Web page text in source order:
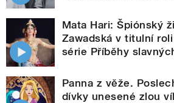
Mata Hari: Špiónský
Zawadská v titulní
série Příběhy
Panna z věže.
dívky unesené zlou